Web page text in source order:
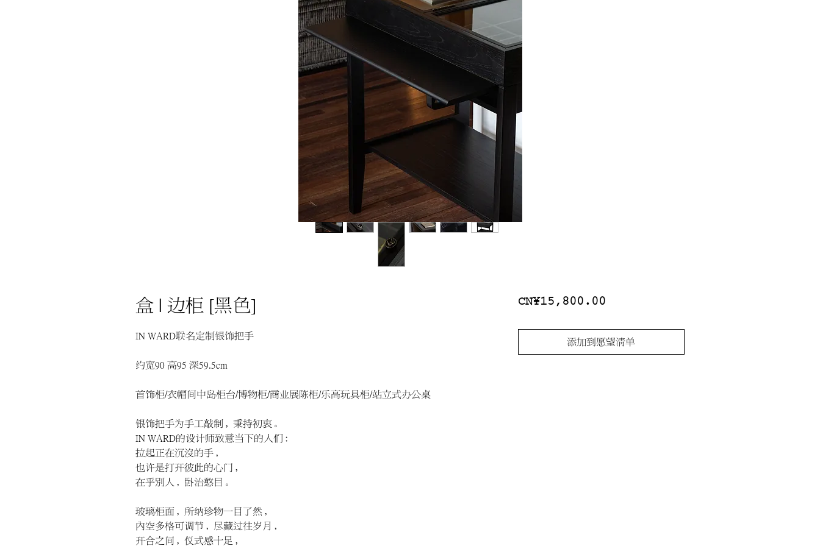
盒 | 边柜 [黑色]
IN WARD联名定制银饰把手
约宽90 高95 深59.5 cm
首饰柜/衣帽间中岛柜台/博物柜/商业展陈柜/乐高玩具柜/站立式办公桌
银饰把手为手工敲制，秉持初衷。
IN WARD的设计师致意当下的人们：
拉起正在沉沒的手，
也许是打开彼此的心门，
在乎別人，卧治憨目。
玻璃柜面，所纳珍物一目了然，
內空多格可调节，尽藏过往岁月，
开合之间，仪式感十足，
CN¥15,800.00價
添加到愿望清单